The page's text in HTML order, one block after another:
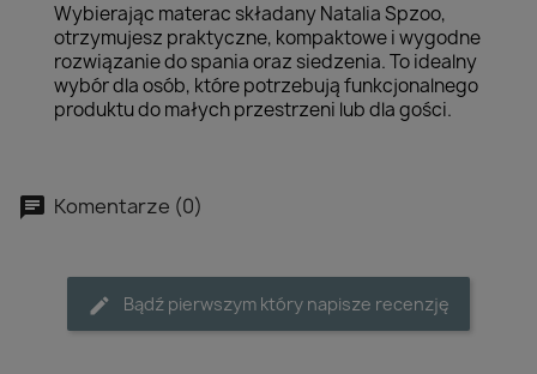
Wybierając materac składany Natalia Spzoo,
otrzymujesz praktyczne, kompaktowe i wygodne
rozwiązanie do spania oraz siedzenia. To idealny
wybór dla osób, które potrzebują funkcjonalnego
produktu do małych przestrzeni lub dla gości.
Komentarze (0)
Bądź pierwszym który napisze recenzję